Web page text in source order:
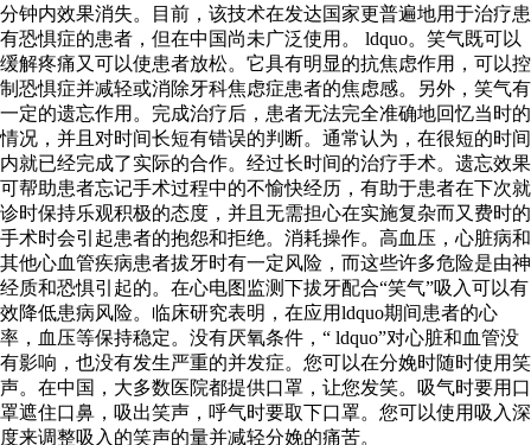
分钟内效果消失。目前，该技术在发达国家更普遍地用于治疗患
有恐惧症的患者，但在中国尚未广泛使用。 ldquo。笑气既可以
缓解疼痛又可以使患者放松。它具有明显的抗焦虑作用，可以控
制恐惧症并减轻或消除牙科焦虑症患者的焦虑感。另外，笑气有
一定的遗忘作用。完成治疗后，患者无法完全准确地回忆当时的
情况，并且对时间长短有错误的判断。通常认为，在很短的时间
内就已经完成了实际的合作。经过长时间的治疗手术。遗忘效果
可帮助患者忘记手术过程中的不愉快经历，有助于患者在下次就
诊时保持乐观积极的态度，并且无需担心在实施复杂而又费时的
手术时会引起患者的抱怨和拒绝。消耗操作。高血压，心脏病和
其他心血管疾病患者拔牙时有一定风险，而这些许多危险是由神
经质和恐惧引起的。在心电图监测下拔牙配合“笑气”吸入可以有
效降低患病风险。临床研究表明，在应用ldquo期间患者的心
率，血压等保持稳定。没有厌氧条件，“ ldquo”对心脏和血管没
有影响，也没有发生严重的并发症。您可以在分娩时随时使用笑
声。在中国，大多数医院都提供口罩，让您发笑。吸气时要用口
罩遮住口鼻，吸出笑声，呼气时要取下口罩。您可以使用吸入深
度来调整吸入的笑声的量并减轻分娩的痛苦。